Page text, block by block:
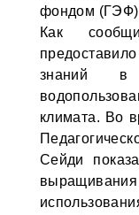
фондом
Как
знаний в
климата. Во
Сейди